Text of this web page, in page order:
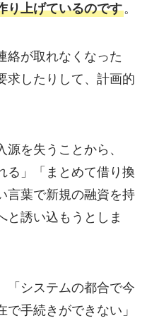
り上げているのです。
絡が取れなくなった
求したりして、計画的
を失うことから、
る」「まとめて借り換
言葉で新規の融資を持
と誘い込もうとしま
「システムの都合で今
手続きができない」